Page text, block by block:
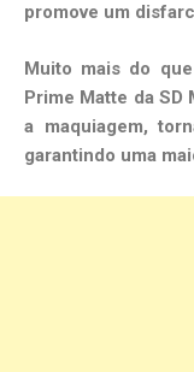
promove um
Muito mais do
Prime Matte da SD
a maquiagem,
garantindo uma